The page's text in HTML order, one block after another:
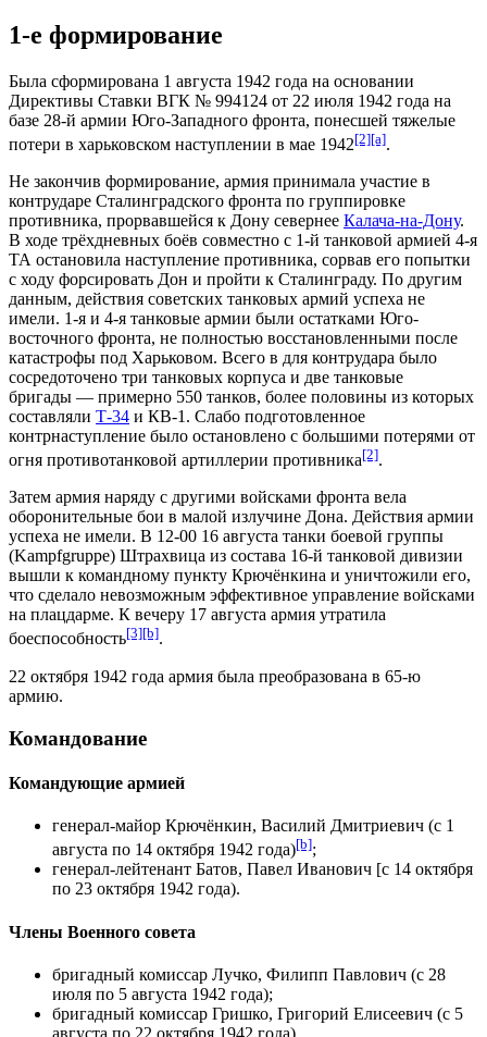
1-е формирование
Была сформирована 1 августа 1942 года на основании
Директивы Ставки ВГК № 994124 от 22 июля 1942 года на
базе 28-й армии Юго-Западного фронта, понесшей тяжелые
потери в харьковском наступлении в мае 1942[2][a].
Не закончив формирование, армия принимала участие в
контрударе Сталинградского фронта по группировке
противника, прорвавшейся к Дону севернее Калача-на-Дону.
В ходе трёхдневных боёв совместно с 1-й танковой армией 4-я
ТА остановила наступление противника, сорвав его попытки
с ходу форсировать Дон и пройти к Сталинграду. По другим
данным, действия советских танковых армий успеха не
имели. 1-я и 4-я танковые армии были остатками Юго-
восточного фронта, не полностью восстановленными после
катастрофы под Харьковом. Всего в для контрудара было
сосредоточено три танковых корпуса и две танковые
бригады — примерно 550 танков, более половины из которых
составляли Т-34 и КВ-1 . Слабо подготовленное
контрнаступление было остановлено с большими потерями от
огня противотанковой артиллерии противника[2].
Затем армия наряду с другими войсками фронта вела
оборонительные бои в малой излучине Дона. Действия армии
успеха не имели. В 12-00 16 августа танки боевой группы
(Kampfgruppe) Штрахвица из состава 16-й танковой дивизии
вышли к командному пункту Крючёнкина и уничтожили его,
что сделало невозможным эффективное управление войсками
на плацдарме. К вечеру 17 августа армия утратила
боеспособность[3][b].
22 октября 1942 года армия была преобразована в 65-ю
армию.
Командование
Командующие армией
генерал-майор Крючёнкин, Василий Дмитриевич (с 1
августа по 14 октября 1942 года)[b];
генерал-лейтенант Батов, Павел Иванович [с 14 октября
по 23 октября 1942 года).
Члены Военного совета
бригадный комиссар Лучко, Филипп Павлович (с 28
июля по 5 августа 1942 года);
бригадный комиссар Гришко, Григорий Елисеевич (с 5
августа по 22 октября 1942 года).